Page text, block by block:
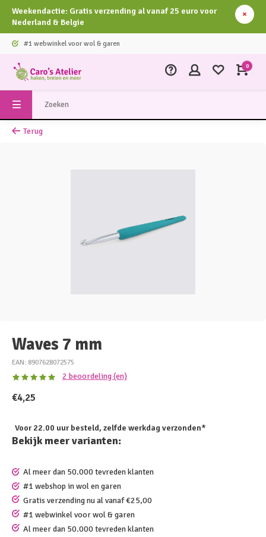
Weekendactie: Gratis verzending al vanaf 25 euro voor
Nederland & Belgie
#1 webwinkel voor wol & garen
0
Terug
Waves 7 mm
EAN: 8907628072575
2 beoordeling (en)
€4,25
Voor 22.00 uur besteld, zelfde werkdag verzonden*
Bekijk meer varianten:
Al meer dan 50.000 tevreden klanten
#1 webshop in wol en garen
Gratis verzending nu al vanaf €25,00
#1 webwinkel voor wol & garen
Al meer dan 50.000 tevreden klanten